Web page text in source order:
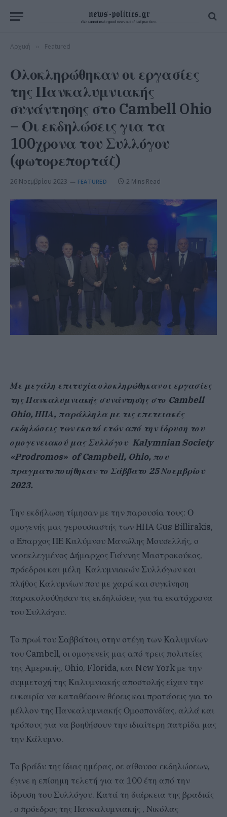
Αρχική Featured
Ολοκληρώθηκαν οι εργασίες
της Πανκαλυμνιακής
συνάντησης στο Cambell Ohio
– Οι εκδηλώσεις για τα
100χρονα του Συλλόγου
(φωτορεπορτάζ)
26 Νοεμβρίου 2023 FEATURED 2 Mins Read
Με μεγάλη επιτυχία ολοκληρώθηκαν οι εργασίες
της Πανκαλυμνιακής συνάντησης στο Cambell
Ohio, ΗΠΑ, παράλληλα με τις επετειακές
εκδηλώσεις των εκατό ετών από την ίδρυση του
ομογενειακού μας Συλλόγου Kalymnian Society
«Prodromos» of Campbell, Ohio, που
πραγματοποιήθηκαν το Σάββατο 25 Νοεμβρίου
2023.
Την εκδήλωση τίμησαν με την παρουσία τους: Ο
ομογενής μας γερουσιαστής των ΗΠΑ Gus Billirakis,
ο Έπαρχος ΠΕ Καλύμνου Μανώλης Μουσελλής, ο
νεοεκλεγμένος Δήμαρχος Γιάννης Μαστροκούκος,
πρόεδροι και μέλη Καλυμνιακών Συλλόγων και
πλήθος Καλυμνίων που με χαρά και συγκίνηση
παρακολούθησαν τις εκδηλώσεις για τα εκατόχρονα
του Συλλόγου.
Το πρωί του Σαββάτου, στην στέγη των Καλυμνίων
του Cambell, οι ομογενείς μας από τρεις πολιτείες
της Αμερικής, Ohio, Florida, και New York με την
συμμετοχή της Καλυμνιακής αποστολής είχαν την
ευκαιρία να καταθέσουν θέσεις και προτάσεις για το
μέλλον της Πανκαλυμνιακής Ομοσπονδίας, αλλά και
τρόπους για να βοηθήσουν την ιδιαίτερη πατρίδα μας
την Κάλυμνο.
Το βράδυ της ίδιας ημέρας, σε αίθουσα εκδηλώσεων,
έγινε η επίσημη τελετή για τα 100 έτη από την
ίδρυση του Συλλόγου. Κατά τη διάρκεια της βραδιάς
, ο πρόεδρος της Πανκαλυμνιακής , Νικόλας